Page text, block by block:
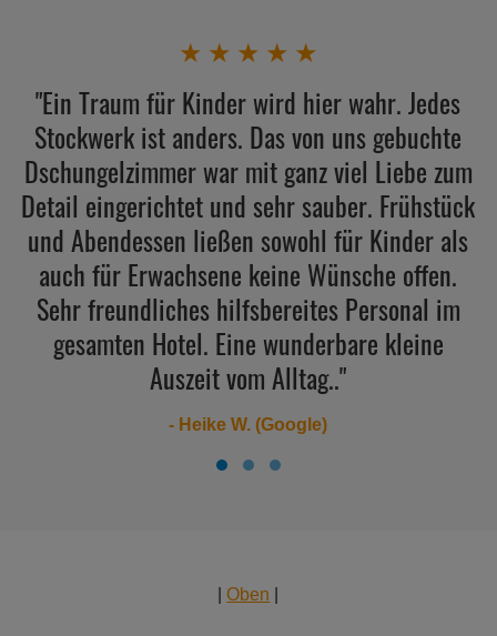
Kurzurlaub buchen
★ ★ ★ ★ ★
"Ein Traum für Kinder wird hier wahr. Jedes
Stockwerk ist anders. Das von uns gebuchte
Dschungelzimmer war mit ganz viel Liebe zum
Detail eingerichtet und sehr sauber. Frühstück
und Abendessen ließen sowohl für Kinder als
auch für Erwachsene keine Wünsche offen.
Sehr freundliches hilfsbereites Personal im
gesamten Hotel. Eine wunderbare kleine
Auszeit vom Alltag.."
- Heike W. (Google)
|Oben